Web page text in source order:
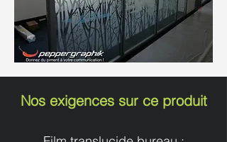
Nos exigences sur ce produit